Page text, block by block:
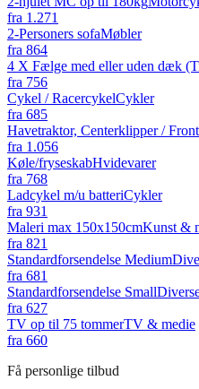
fra 1.271
2-Personers sofaMøbler
fra 864
4 X Fælge med eller uden dæk
fra 756
Cykel / RacercykelCykler
fra 685
Havetraktor, Centerklipper /
fra 1.056
Køle/fryseskabHvidevarer
fra 768
Ladcykel m/u batteriCykler
fra 931
Maleri max 150x150cmKunst &
fra 821
Standardforsendelse Medium
fra 681
Standardforsendelse Small
fra 627
TV op til 75 tommerTV & medie
fra 660
Få personlige tilbud